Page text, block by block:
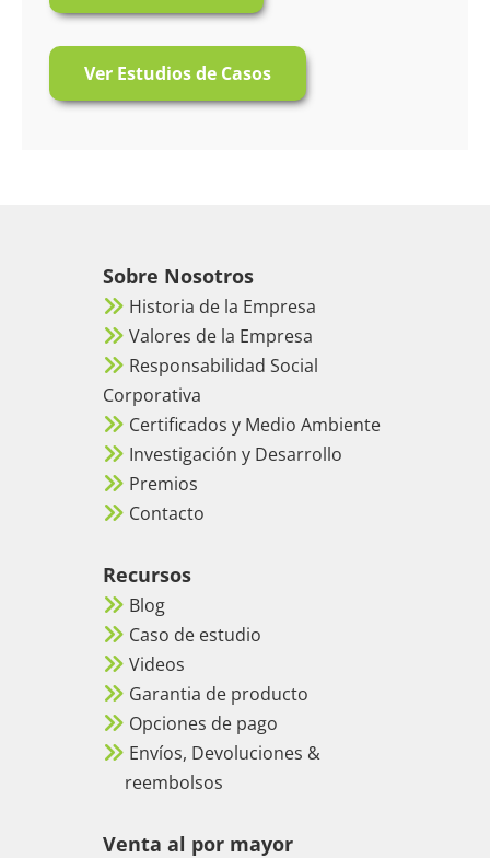
Ver Estudios de Casos
Sobre Nosotros
Historia de la Empresa
Valores de la Empresa
Responsabilidad Social
Corporativa
Certificados y Medio Ambiente
Investigación y Desarrollo
Premios
Contacto
Recursos
Blog
Caso de estudio
Videos
Garantia de producto
Opciones de pago
Envíos, Devoluciones &
reembolsos
Venta al por mayor